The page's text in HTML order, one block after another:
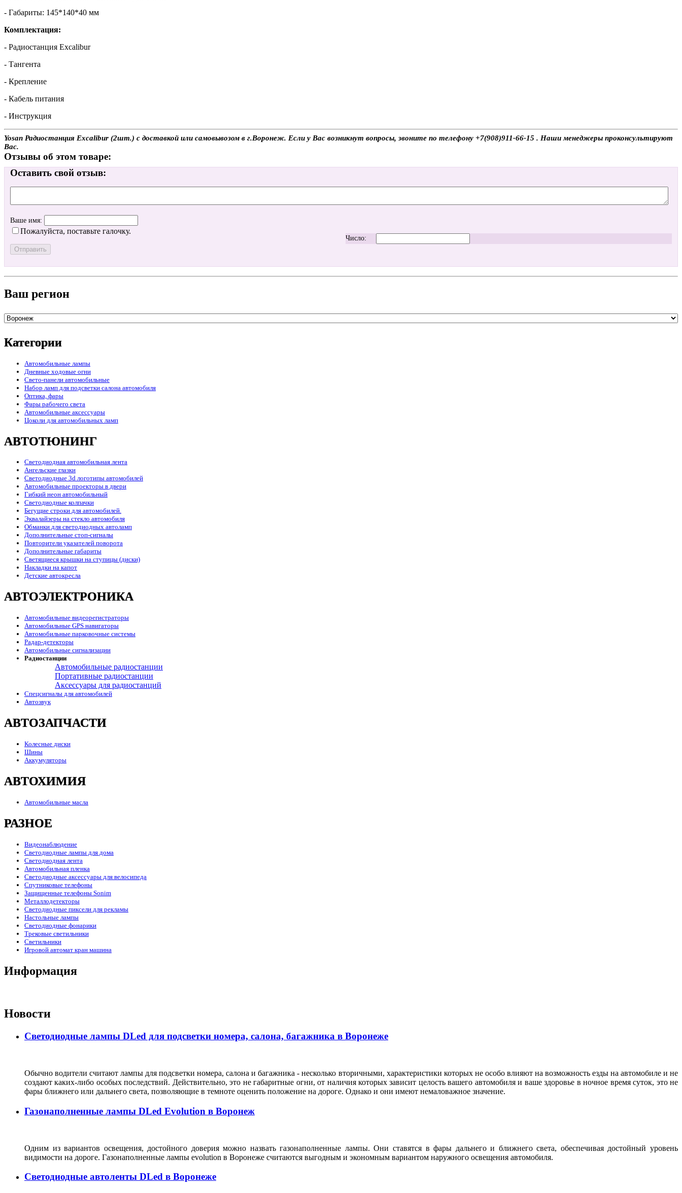
- Габариты: 145*140*40 мм
Комплектация:
- Радиостанция Excalibur
- Тангента
- Крепление
- Кабель питания
- Инструкция
Yosan Радиостанция Excalibur (2шт.) с доставкой или самовывозом в г.Воронеж. Если у Вас возникнут вопросы, звоните по телефону +7(908)911-66-15 . Наши менеджеры проконсультируют
Вас.
Отзывы об этом товаре:
Оставить свой отзыв:
Ваше имя:
Пожалуйста, поставьте галочку.
Число:
Ваш регион
Категории
Автомобильные лампы
Дневные ходовые огни
Свето-панели автомобильные
Набор ламп для подсветки салона автомобиля
Оптика, фары
Фары рабочего света
Автомобильные аксессуары
Цоколи для автомобильных ламп
АВТОТЮНИНГ
Светодиодная автомобильная лента
Ангельские глазки
Светодиодные 3d логотипы автомобилей
Автомобильные проекторы в двери
Гибкий неон автомобильный
Светодиодные колпачки
Бегущие строки для автомобилей.
Эквалайзеры на стекло автомобиля
Обманки для светодиодных автоламп
Дополнительные стоп-сигналы
Повторители указателей поворота
Дополнительные габариты
Светящиеся крышки на ступицы (диски)
Накладки на капот
Детские автокресла
АВТОЭЛЕКТРОНИКА
Автомобильные видеорегистраторы
Автомобильные GPS навигаторы
Автомобильные парковочные системы
Радар-детекторы
Автомобильные сигнализации
Радиостанции
Автомобильные радиостанции
Портативные радиостанции
Аксессуары для радиостанций
Спецсигналы для автомобилей
Автозвук
АВТОЗАПЧАСТИ
Колесные диски
Шины
Аккумуляторы
АВТОХИМИЯ
Автомобильные масла
РАЗНОЕ
Видеонаблюдение
Светодиодные лампы для дома
Светодиодная лента
Автомобильная пленка
Светодиодные аксессуары для велосипеда
Спутниковые телефоны
Защищенные телефоны Sonim
Металлодетекторы
Светодиодные пиксели для рекламы
Настольные лампы
Светодиодные фонарики
Трековые светильники
Светильники
Игровой автомат кран машина
Информация
Новости
Светодиодные лампы DLed для подсветки номера, салона, багажника в Воронеже
Обычно водители считают лампы для подсветки номера, салона и багажника - несколько вторичными, характеристики которых не особо влияют на возможность езды на автомобиле и не
создают каких-либо особых последствий. Действительно, это не габаритные огни, от наличия которых зависит целость вашего автомобиля и ваше здоровье в ночное время суток, это не
фары ближнего или дальнего света, позволяющие в темноте оценить положение на дороге. Однако и они имеют немаловажное значение.
Газонаполненные лампы DLed Evolution в Воронеж
Одним из вариантов освещения, достойного доверия можно назвать газонаполненные лампы. Они ставятся в фары дальнего и ближнего света, обеспечивая достойный уровень
видимости на дороге. Газонаполненные лампы evolution в Воронеже считаются выгодным и экономным вариантом наружного освещения автомобиля.
Светодиодные автоленты DLed в Воронеже